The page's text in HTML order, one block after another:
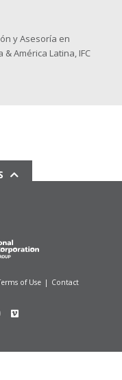
y Asesoría en
América Latina, IFC
of Use | Contact